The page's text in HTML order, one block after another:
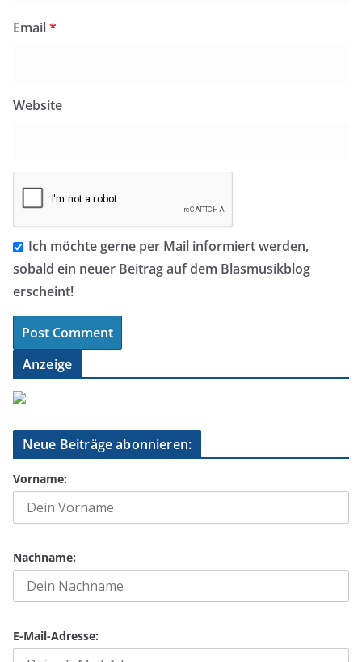
Email*
Website
Ich möchte gerne per Mail informiert werden,
sobald ein neuer Beitrag auf dem Blasmusikblog
erscheint!
Anzeige
Neue Beiträge abonnieren:
Vorname:
Nachname:
E-Mail-Adresse: